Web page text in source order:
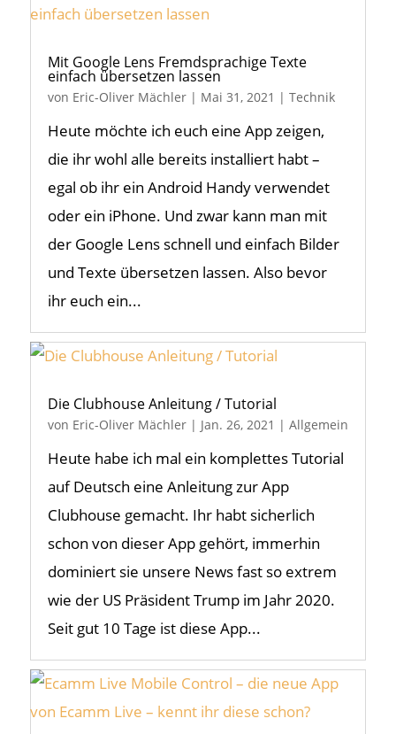
Mit Google Lens Fremdsprachige Texte
einfach übersetzen lassen
von Eric-Oliver Mächler| Mai 31, 2021 | Technik
Heute möchte ich euch eine App zeigen,
die ihr wohl alle bereits installiert habt –
egal ob ihr ein Android Handy verwendet
oder ein iPhone. Und zwar kann man mit
der Google Lens schnell und einfach Bilder
und Texte übersetzen lassen. Also bevor
ihr euch ein...
Die Clubhouse Anleitung / Tutorial
von Eric-Oliver Mächler| Jan. 26, 2021 | Allgemein
Heute habe ich mal ein komplettes Tutorial
auf Deutsch eine Anleitung zur App
Clubhouse gemacht. Ihr habt sicherlich
schon von dieser App gehört, immerhin
dominiert sie unsere News fast so extrem
wie der US Präsident Trump im Jahr 2020.
Seit gut 10 Tage ist diese App...